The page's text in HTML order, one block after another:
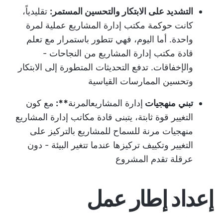
التشديد على الابتكار والتحسين المستمر: تقليدياً،
كانت حوكمة مكتب إدارة المشاريع عملية لمرة
واحدة. أما اليوم، فهي تتطور باستمرار مع تعلم
قادة مكتب إدارة المشاريع من النجاحات -
والإخفاقات. تدفع التحديثات المتطورة إلى الابتكار
وتحسين الممارسات القياسية
تبني منهجيات إدارة المشاريعالمرنة**: مع كون
التغيير قوة ثابتة، يتبنى قادة مكاتب إدارة المشاريع
منهجيات مرنة للسماح للمشاريع بالتركيز على
التغيير وتكييف تركيزها عندما تتغير البيئة - دون
عرقلة تقدم المشروع
إعداد إطار عمل